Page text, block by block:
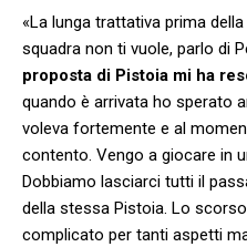
«La lunga trattativa prima
squadra non ti vuole, parlo di
proposta di Pistoia mi ha
quando è arrivata ho sperato
voleva fortemente e al
contento. Vengo a giocare in
Dobbiamo lasciarci tutti il
della stessa Pistoia. Lo
complicato per tanti aspetti